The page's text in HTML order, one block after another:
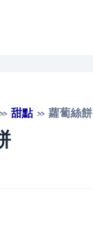
»甜點»蘿蔔絲餅